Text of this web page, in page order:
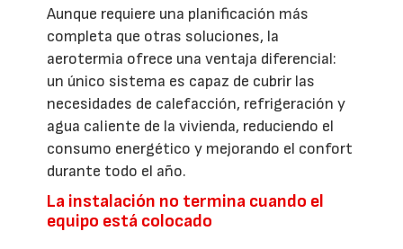
Aunque requiere una planificación más
completa que otras soluciones, la
aerotermia ofrece una ventaja diferencial:
un único sistema es capaz de cubrir las
necesidades de calefacción, refrigeración y
agua caliente de la vivienda, reduciendo el
consumo energético y mejorando el confort
durante todo el año.
La instalación no termina cuando el
equipo está colocado